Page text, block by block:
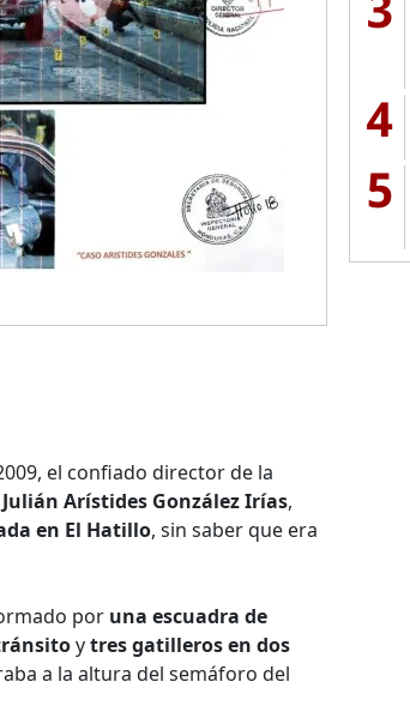
el confiado director de la
Julián Arístides González Irías,
en El Hatillo, sin saber que era
por una escuadra de
ytres gatilleros en dos
a la altura del semáforo del
4
5